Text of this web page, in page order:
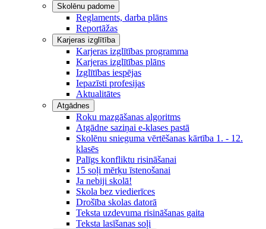
Skolēnu padome
Reglaments, darba plāns
Reportāžas
Karjeras izglītība
Karjeras izglītības programma
Karjeras izglītības plāns
Izglītības iespējas
Iepazīsti profesijas
Aktualitātes
Atgādnes
Roku mazgāšanas algoritms
Atgādne saziņai e-klases pastā
Skolēnu snieguma vērtēšanas kārtība 1. - 12.
klasēs
Palīgs konfliktu risināšanai
15 soļi mērķu īstenošanai
Ja nebiji skolā!
Skola bez viedierīces
Drošība skolas datorā
Teksta uzdevuma risināšanas gaita
Teksta lasīšanas soļi